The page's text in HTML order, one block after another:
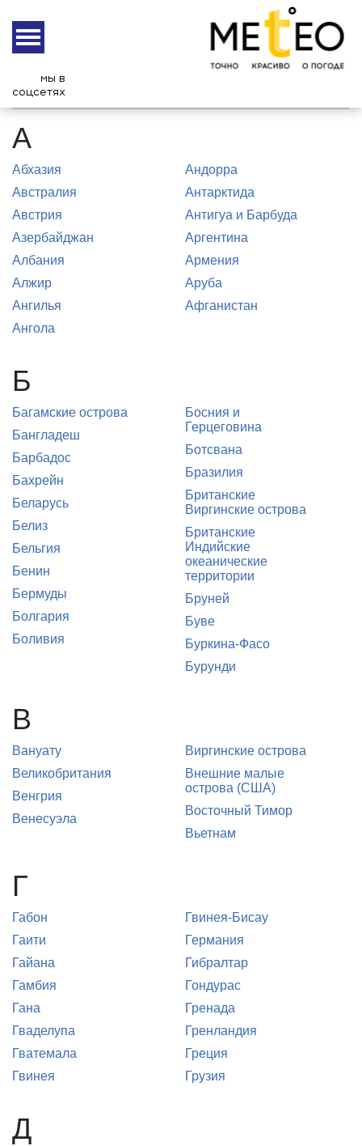
мы в
соцсетях
ПРОГНОЗ ПОГОДЫ В МИРЕ
И Л М Н
О
П
Р С
А
Абхазия
Австралия
Австрия
Азербайджан
Албания
Алжир
Ангилья
Ангола
Андорра
Антарктида
Антигуа и Барбуда
Аргентина
Армения
Аруба
Афганистан
Б
Багамские острова
Бангладеш
Барбадос
Бахрейн
Беларусь
Белиз
Бельгия
Бенин
Бермуды
Болгария
Боливия
Босния и
Герцеговина
Ботсвана
Бразилия
Британские
Виргинские острова
Британские
Индийские
океанические
территории
Бруней
Буве
Буркина-Фасо
Бурунди
В
Вануату
Великобритания
Венгрия
Венесуэла
Виргинские острова
Внешние малые
острова (США)
Восточный Тимор
Вьетнам
Г
Габон
Гаити
Гайана
Гамбия
Гана
Гваделупа
Гватемала
Гвинея
Гвинея-Бисау
Германия
Гибралтар
Гондурас
Гренада
Гренландия
Греция
Грузия
Д